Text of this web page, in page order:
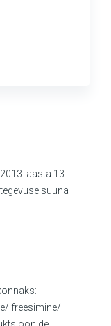
aasta 13
suuna
freesimine/